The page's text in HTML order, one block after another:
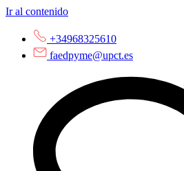
Ir al contenido
+34968325610
faedpyme@upct.es